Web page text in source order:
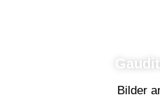
Bilder